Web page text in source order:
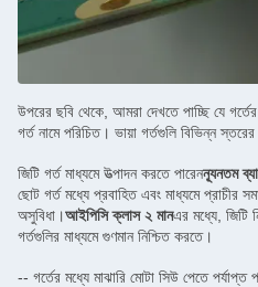
উপরের ছবি থেকে, আমরা দেখতে পাচ্ছি যে
গর্ত নামে পরিচিত। ভায়া গর্তগুলি বিভিন্ন
জিটি গর্ত মাধ্যমে উত্পাদন করতে পারেনন্যূনতম
ছোট গর্ত মধ্যে প্রবাহিত এবং মাধ্যমে
অসুবিধা।আইপিসি ক্লাস ২ মানএর মধ্যে, জিটি
গর্তগুলির মাধ্যমে গুণমান নিশ্চিত করতে।
-- গর্তের মধ্যে মাঝারি মোটা সিউ পেতে পর্যাপ্ত